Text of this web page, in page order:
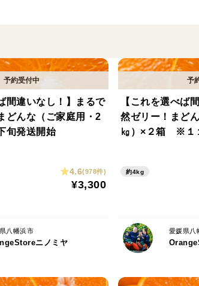
※ポンカンは種が入っている場
※ご家庭用の場合、多少キズや
果実に仕上がっております。
まだ色付いていないものは、少
また、一つ一つ手作業で傷や腐
も腐ってしまう可能性がありま
れ致します。
間違いなし！】まるで
どんな（ご家庭用・2
旬発送開始
4.6(978件)
¥3,300
八幡浜市
ニノミヤ
【これを選べば
然ゼリー！まど
㎏）×２箱 ※１
約4kg
愛媛県八